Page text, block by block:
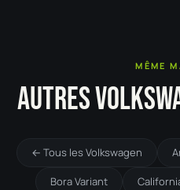
MÊME
AUTRES
← Tous les Volkswagen
Bora Variant